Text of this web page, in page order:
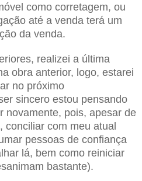
como corretagem, ou
até a venda terá um
da venda.
realizei a última
obra anterior, logo, estarei
no próximo
sincero estou pensando
novamente, pois, apesar de
conciliar com meu atual
pessoas de confiança
lá, bem como reiniciar
bastante).